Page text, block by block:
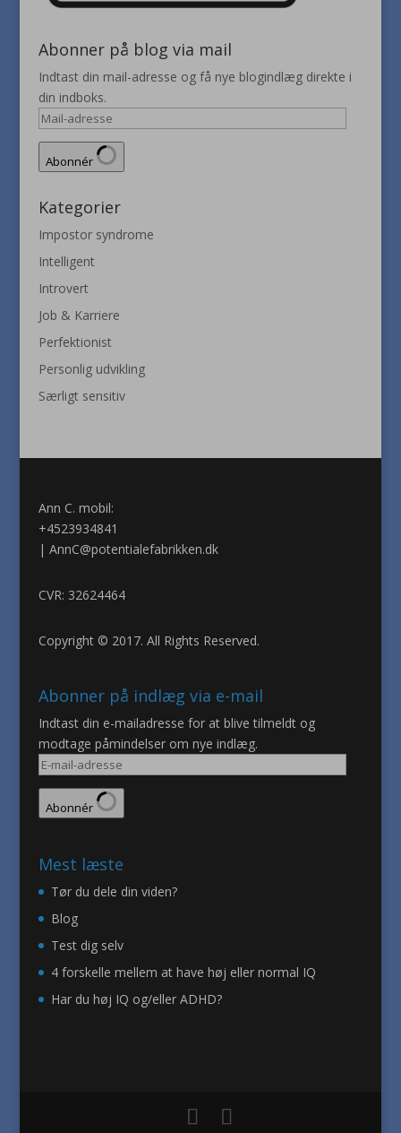
Abonner på blog via mail
Indtast din mail-adresse og få nye blogindlæg direkte i
din indboks.
Mail-
adresse
Abonnér
Kategorier
Impostor syndrome
Intelligent
Introvert
Job & Karriere
Perfektionist
Personlig udvikling
Særligt sensitiv
Ann C. mobil:
+4523934841
| AnnC@potentialefabrikken.dk
CVR: 32624464
Copyright © 2017. All Rights Reserved.
Abonner på indlæg via e-mail
Indtast din e-mailadresse for at blive tilmeldt og
modtage påmindelser om nye indlæg.
E-
mail-
adresse
Abonnér
Mest læste
Tør du dele din viden?
Blog
Test dig selv
4 forskelle mellem at have høj eller normal IQ
Har du høj IQ og/eller ADHD?